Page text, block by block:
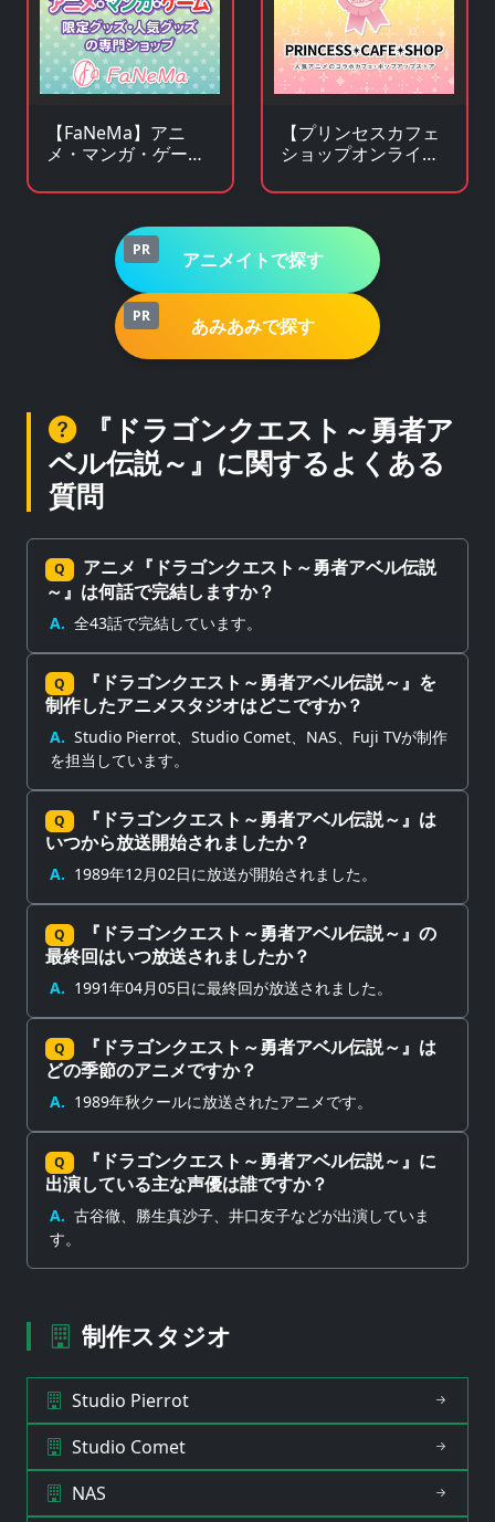
【FaNeMa】アニ
メ・マンガ・ゲーム
ズを皆様にお届けし
【プリンセスカフェ
ショップオンライ
クターグッズの通販
PR アニメイトで探す
PR あみあみで探す
『ドラゴンクエスト～勇者ア
ベル伝説～』に関するよくある
質問
Q
アニメ『ドラゴンクエスト～勇者アベル伝説
～』は何話で完結しますか？
A. 全43話で完結しています。
Q
『ドラゴンクエスト～勇者アベル伝説～』を
制作したアニメスタジオはどこですか？
A. Studio Pierrot、Studio Comet、NAS、Fuji TVが制作
を担当しています。
Q
『ドラゴンクエスト～勇者アベル伝説～』は
いつから放送開始されましたか？
A. 1989年12月02日に放送が開始されました。
Q
『ドラゴンクエスト～勇者アベル伝説～』の
最終回はいつ放送されましたか？
A. 1991年04月05日に最終回が放送されました。
Q
『ドラゴンクエスト～勇者アベル伝説～』は
どの季節のアニメですか？
A. 1989年秋クールに放送されたアニメです。
Q
『ドラゴンクエスト～勇者アベル伝説～』に
出演している主な声優は誰ですか？
A. 古谷徹、勝生真沙子、井口友子などが出演していま
す。
制作スタジオ
Studio Pierrot
Studio Comet
NAS